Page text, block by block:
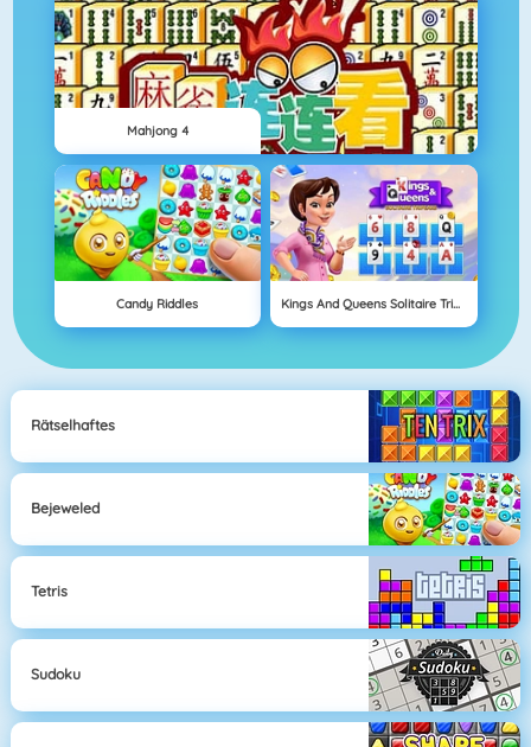
Mahjong 4
Candy Riddles Kings And Queens Solitaire Tripeaks
Rätselhaftes
Bejeweled
Tetris
Sudoku